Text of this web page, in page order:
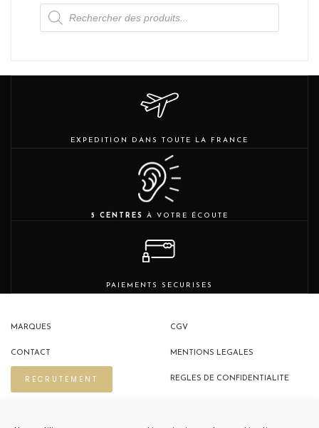
Recherche
de
produits
EXPEDITION DANS TOUTE LA FRANCE
5 CENTRES À VOTRE ÉCOUTE
PAIEMENTS SECURISES
MARQUES
CONTACT
RECRUTEMENT
CGV
MENTIONS LEGALES
REGLES DE CONFIDENTIALITE